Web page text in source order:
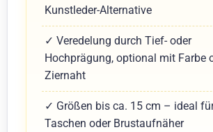
Kunstleder-Alternative
✓ Veredelung durch Tief- oder
Hochprägung, optional mit Farbe
Ziernaht
✓ Größen bis ca. 15 cm – ideal
Taschen oder Brustaufnäher